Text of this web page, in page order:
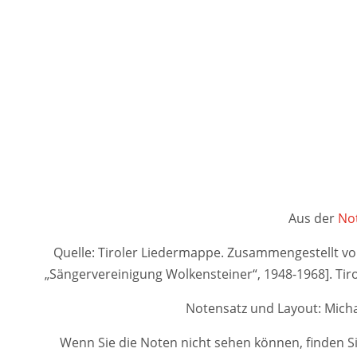
Aus der
Quelle: Tiroler Liedermappe. Zusammengestellt
„Sängervereinigung Wolkensteiner“, 1948-1968].
Notensatz und Layout:
Wenn Sie die Noten nicht sehen können, finden